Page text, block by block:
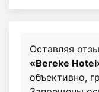
Оставляя
«Bereke
объективно,